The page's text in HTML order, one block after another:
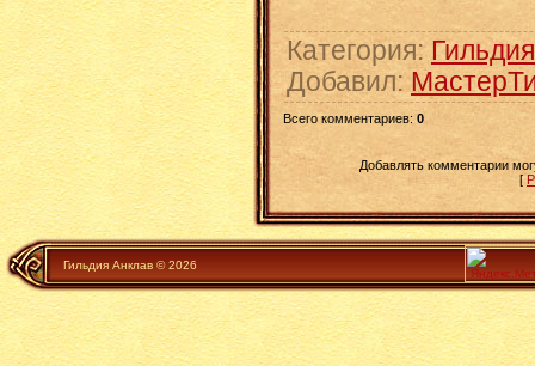
Категория: Гильдия
Добавил:
Всего комментариев: 0
Добавлять комментарии
[
Гильдия Анклав © 2026